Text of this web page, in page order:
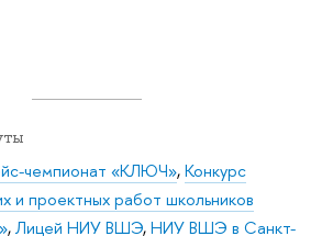
чемпионат «КЛЮЧ»,Конкурс
и проектных работ школьников
,Лицей НИУ ВШЭ,НИУ ВШЭ в Санкт-